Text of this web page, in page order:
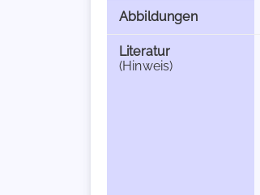
Abbildungen
Literatur
(Hinweis)